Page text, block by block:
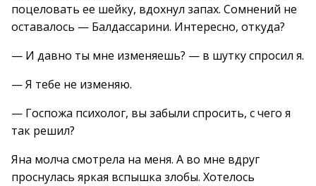
поцеловать ее шейку, вдохнул запах. Сомнений не
оставалось — Балдассарини. Интересно, откуда?
— И давно ты мне изменяешь? — в шутку спросил я.
— Я тебе не изменяю.
— Госпожа психолог, вы забыли спросить, с чего я
так решил?
Яна молча смотрела на меня. А во мне вдруг
проснулась яркая вспышка злобы. Хотелось